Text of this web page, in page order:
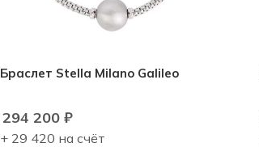
Браслет Stella Milano Galileo
294 200₽
+ 29 420 на счёт